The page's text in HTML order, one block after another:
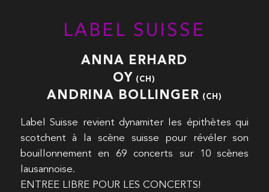
LABEL SUISSE
ANNA ERHARD
OY
(CH)
ANDRINA BOLLINGER (CH)
Label Suisse revient dynamiter les épithètes qui
scotchent à la scène suisse pour révéler son
bouillonnement en 69 concerts sur 10 scènes
lausannoise.
ENTREE LIBRE POUR LES CONCERTS!